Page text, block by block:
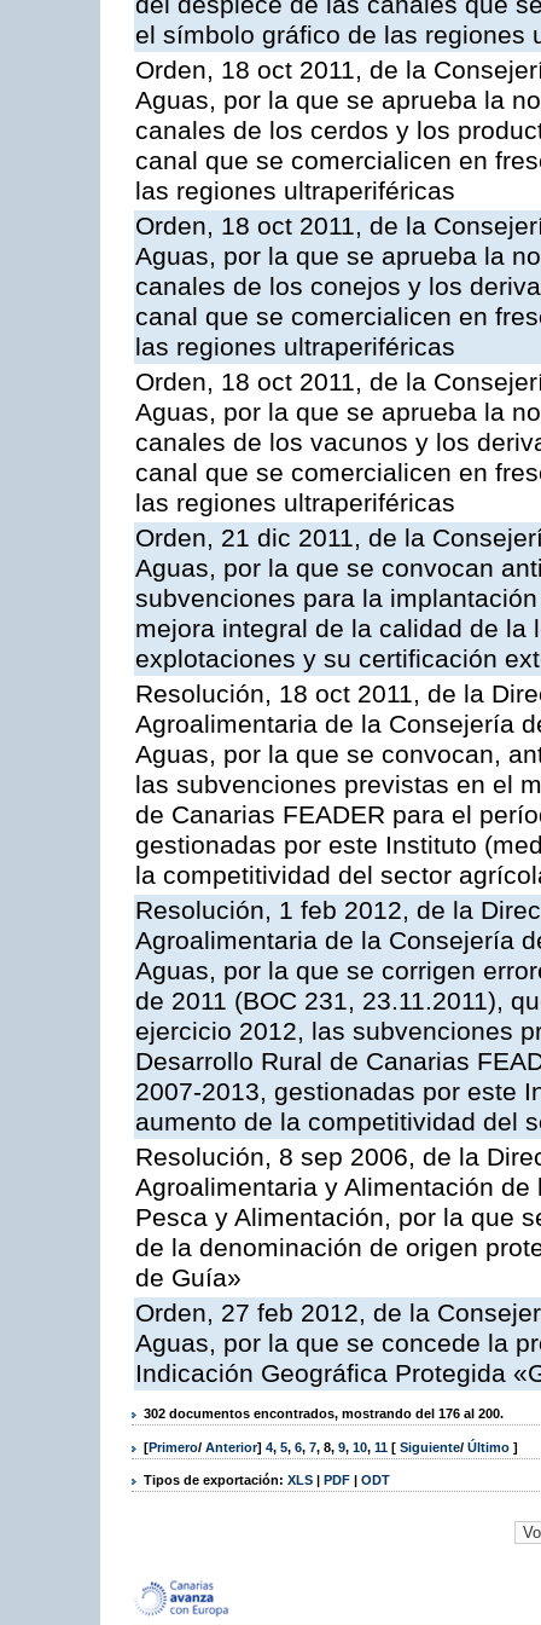
el símbolo gráfico de las regiones
Orden, 18 oct 2011, de la
Aguas, por la que se aprueba la
canales de los cerdos y los
canal que se comercialicen en
las regiones ultraperiféricas
Orden, 18 oct 2011, de la
Aguas, por la que se aprueba la
canales de los conejos y los
canal que se comercialicen en
las regiones ultraperiféricas
Orden, 18 oct 2011, de la
Aguas, por la que se aprueba la
canales de los vacunos y los
canal que se comercialicen en
las regiones ultraperiféricas
Orden, 21 dic 2011, de la
Aguas, por la que se convocan
subvenciones para la
mejora integral de la calidad de
explotaciones y su certificación
Resolución, 18 oct 2011, de la
Agroalimentaria de la Consejería
Aguas, por la que se convocan,
las subvenciones previstas en el
de Canarias FEADER para el
gestionadas por este Instituto
la competitividad del sector
Resolución, 1 feb 2012, de la
Agroalimentaria de la Consejería
Aguas, por la que se corrigen
de 2011 (BOC 231, 23.11.2011),
ejercicio 2012, las subvenciones
Desarrollo Rural de Canarias
2007-2013, gestionadas por este
aumento de la competitividad del
Resolución, 8 sep 2006, de la
Agroalimentaria y Alimentación
Pesca y Alimentación, por la que
de la denominación de origen
de Guía»
Orden, 27 feb 2012, de la
Aguas, por la que se concede la
Indicación Geográfica Protegida
302 documentos encontrados, mostrando del 176 al 200.
[Primero/ Anterior] 4, 5, 6, 7, 8, 9, 10, 11 [ Siguiente/ Último ]
Tipos de exportación: XLS | PDF | ODT